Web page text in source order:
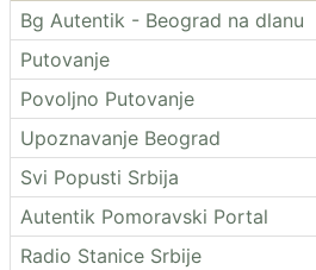
Bg Autentik - Beograd na dlanu
Putovanje
Povoljno Putovanje
Upoznavanje Beograd
Svi Popusti Srbija
Autentik Pomoravski Portal
Radio Stanice Srbije